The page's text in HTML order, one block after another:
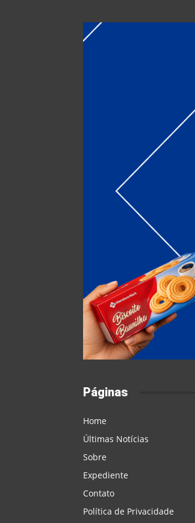
Páginas
Home
Últimas Notícias
Sobre
Expediente
Contato
Política de Privacidade